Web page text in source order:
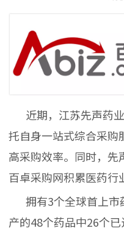
近期，江苏先声药业
托自身一站式综合采购
高采购效率。同时，
百卓采购网积累医药行
拥有3个全球首上市
产的48个药品中26个